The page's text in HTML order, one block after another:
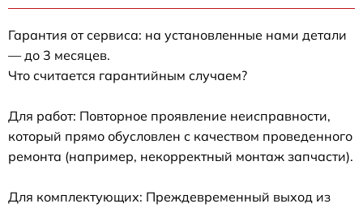
Гарантия от сервиса: на установленные нами детали
— до 3 месяцев.
Что считается гарантийным случаем?
Для работ: Повторное проявление неисправности,
который прямо обусловлен с качеством проведенного
ремонта (например, некорректный монтаж запчасти).
Для комплектующих: Преждевременный выход из